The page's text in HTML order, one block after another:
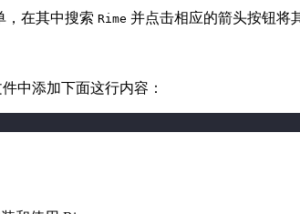
，在其中搜索 Rime 并点击相应的箭头按钮将
中添加下面这行内容：